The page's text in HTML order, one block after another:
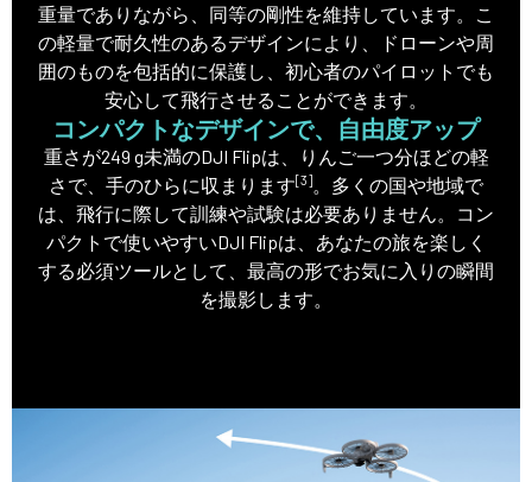
重量でありながら、同等の剛性を維持しています。こ
の軽量で耐久性のあるデザインにより、ドローンや周
囲のものを包括的に保護し、初心者のパイロットでも
安心して飛行させることができます。
コンパクトなデザインで、自由度アップ
重さが249 g未満のDJI Flipは、りんご一つ分ほどの軽
さで、手のひらに収まります[3]
。多くの国や地域で
は、飛行に際して訓練や試験は必要ありません。コン
パクトで使いやすいDJI Flipは、あなたの旅を楽しく
する必須ツールとして、最高の形でお気に入りの瞬間
を撮影します。